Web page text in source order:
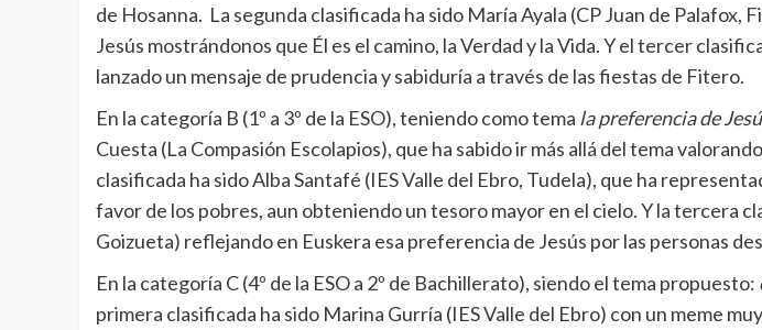
de Hosanna. La segunda clasificada ha sido María Ayala (CP Juan de
Jesús mostrándonos que Él es el camino, la Verdad y la Vida. Y el tercer
lanzado un mensaje de prudencia y sabiduría a través de las fiestas de Fitero.
En la categoría B (1º a 3º de la ESO), teniendo como tema la preferencia de
Cuesta (La Compasión Escolapios), que ha sabido ir más allá del tema
clasificada ha sido Alba Santafé (IES Valle del Ebro, Tudela), que ha
favor de los pobres, aun obteniendo un tesoro mayor en el cielo. Y la tercera
Goizueta) reflejando en Euskera esa preferencia de Jesús por las personas
En la categoría C (4º de la ESO a 2º de Bachillerato), siendo el tema propuesto:
primera clasificada ha sido Marina Gurría (IES Valle del Ebro) con un meme